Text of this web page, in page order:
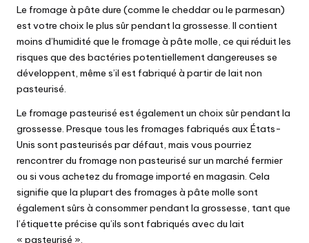
Le fromage à pâte dure (comme le cheddar ou le parmesan)
est votre choix le plus sûr pendant la grossesse. Il contient
moins d’humidité que le fromage à pâte molle, ce qui réduit les
risques que des bactéries potentiellement dangereuses se
développent, même s’il est fabriqué à partir de lait non
pasteurisé.
Le fromage pasteurisé est également un choix sûr pendant la
grossesse. Presque tous les fromages fabriqués aux États-
Unis sont pasteurisés par défaut, mais vous pourriez
rencontrer du fromage non pasteurisé sur un marché fermier
ou si vous achetez du fromage importé en magasin. Cela
signifie que la plupart des fromages à pâte molle sont
également sûrs à consommer pendant la grossesse, tant que
l’étiquette précise qu’ils sont fabriqués avec du lait
« pasteurisé ».